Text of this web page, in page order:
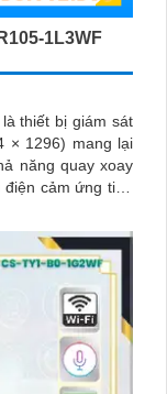
1L3WF
thiết bị giám sát
× 1296) mang lại
năng quay xoay
cảm ứng tiện
động thông minh
Loại Camera
3